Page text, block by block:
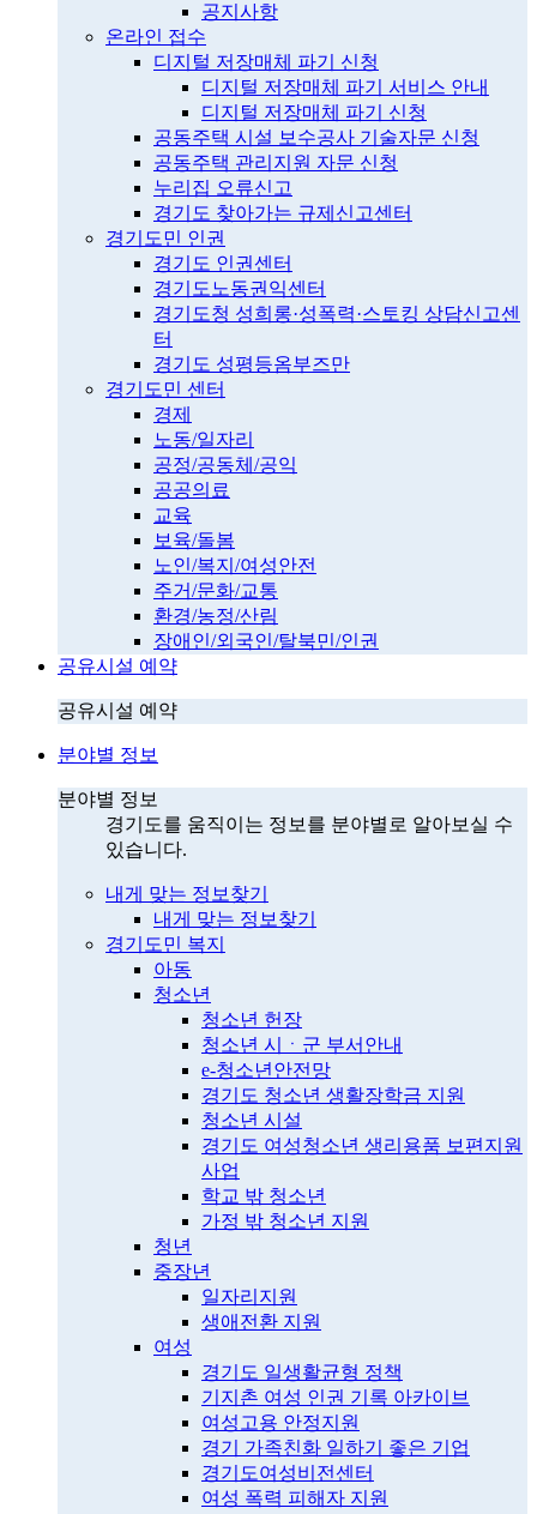
공지사항
온라인 접수
디지털 저장매체 파기 신청
디지털 저장매체 파기 서비스 안내
디지털 저장매체 파기 신청
공동주택 시설 보수공사 기술자문 신청
공동주택 관리지원 자문 신청
누리집 오류신고
경기도 찾아가는 규제신고센터
경기도민 인권
경기도 인권센터
경기도노동권익센터
경기도청 성희롱·성폭력·스토킹 상담신고센
터
경기도 성평등옴부즈만
경기도민 센터
경제
노동/일자리
공정/공동체/공익
공공의료
교육
보육/돌봄
노인/복지/여성안전
주거/문화/교통
환경/농정/산림
장애인/외국인/탈북민/인권
공유시설 예약
공유시설 예약
분야별 정보
분야별 정보
경기도를 움직이는 정보를 분야별로 알아보실 수
있습니다.
내게 맞는 정보찾기
내게 맞는 정보찾기
경기도민 복지
아동
청소년
청소년 헌장
청소년 시ㆍ군 부서안내
e-청소년안전망
경기도 청소년 생활장학금 지원
청소년 시설
경기도 여성청소년 생리용품 보편지원
사업
학교 밖 청소년
가정 밖 청소년 지원
청년
중장년
일자리지원
생애전환 지원
여성
경기도 일생활균형 정책
기지촌 여성 인권 기록 아카이브
여성고용 안정지원
경기 가족친화 일하기 좋은 기업
경기도여성비전센터
여성 폭력 피해자 지원